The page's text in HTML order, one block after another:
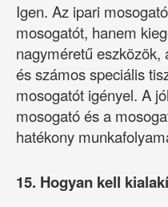
Igen. Az ipari
mosogatót, hanem
nagyméretű
és számos speciális
mosogatót igényel. A
mosogató és a
hatékony
15. Hogyan kell